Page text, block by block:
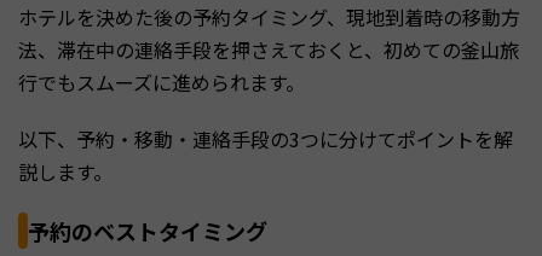
ホテルを決めた後の予約タイミング、現地到着時の移動方
法、滞在中の連絡手段を押さえておくと、初めての釜山旅
行でもスムーズに進められます。
以下、予約・移動・連絡手段の3つに分けてポイントを解
説します。
予約のベストタイミング